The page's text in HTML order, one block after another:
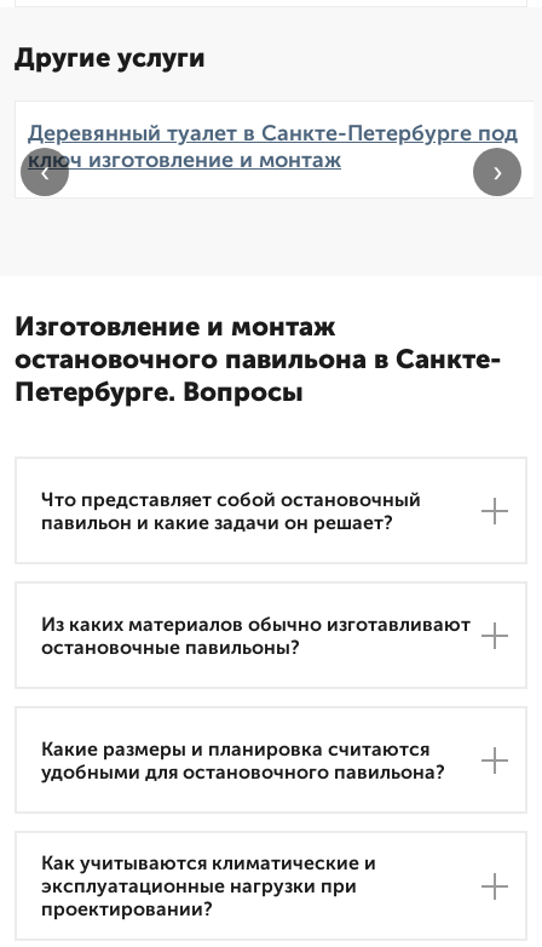
Другие услуги
Деревянный туалет в Санкте-Петербурге под
ключ изготовление и монтаж
‹ ›
Изготовление и монтаж
остановочного павильона в Санкте-
Петербурге. Вопросы
Что представляет собой остановочный
павильон и какие задачи он решает?
Из каких материалов обычно изготавливают
остановочные павильоны?
Какие размеры и планировка считаются
удобными для остановочного павильона?
Как учитываются климатические и
эксплуатационные нагрузки при
проектировании?